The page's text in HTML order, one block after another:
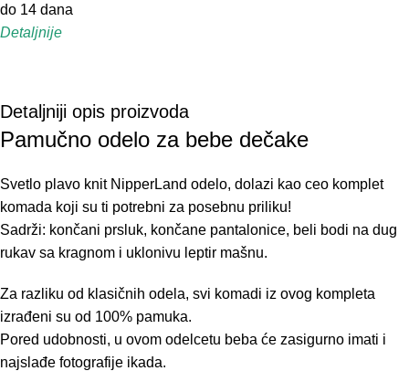
do 14 dana
Detaljnije
Detaljniji opis proizvoda
Pamučno odelo za bebe dečake
Svetlo plavo knit NipperLand odelo, dolazi kao ceo komplet
komada koji su ti potrebni za posebnu priliku!
Sadrži: končani prsluk, končane pantalonice, beli bodi na dug
rukav sa kragnom i uklonivu leptir mašnu.
Za razliku od klasičnih odela, svi komadi iz ovog kompleta
izrađeni su od 100% pamuka.
Pored udobnosti, u ovom odelcetu beba će zasigurno imati i
najslađe fotografije ikada.